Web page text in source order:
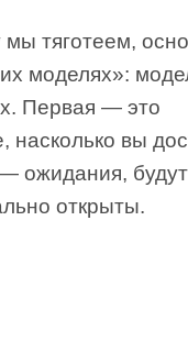
мы тяготеем,
моделях»:
Первая — это
вы
ожидания,
открыты.